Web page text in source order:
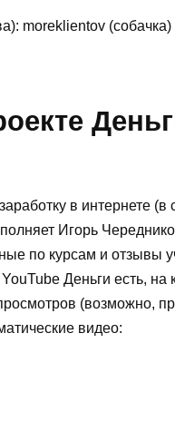
moreklientov (собачка)
в интернете (в
Игорь
по курсам и отзывы
Деньги есть,
(возможно,
видео: